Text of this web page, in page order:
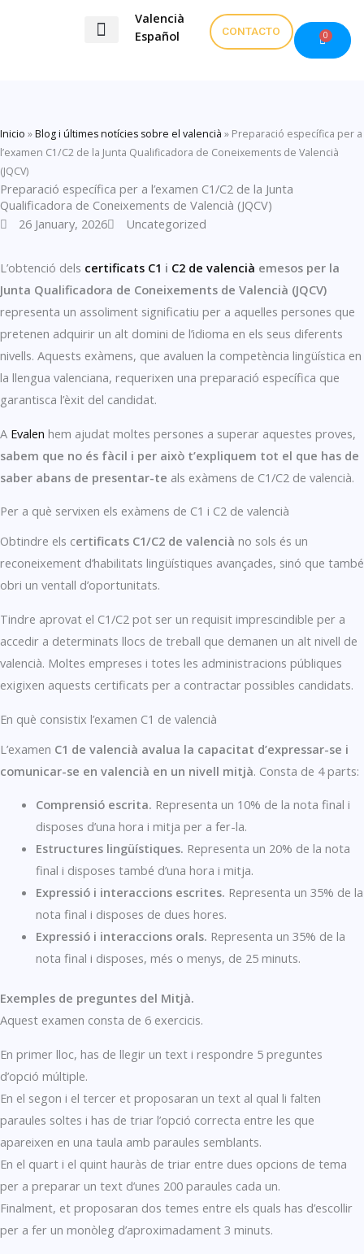
Valencià
Español
CONTACTO 0
Cart
Inicio »Blog i últimes notícies sobre el valencià » Preparació específica per a
l’examen C1/C2 de la Junta Qualificadora de Coneixements de Valencià
(JQCV)
Preparació específica per a l’examen C1/C2 de la Junta
Qualificadora de Coneixements de Valencià (JQCV)
26 January, 2026
Uncategorized
L’obtenció dels certificats C1 i C2 de valencià emesos per la
Junta Qualificadora de Coneixements de Valencià (JQCV)
representa un assoliment significatiu per a aquelles persones que
pretenen adquirir un alt domini de l’idioma en els seus diferents
nivells. Aquests exàmens, que avaluen la competència lingüística en
la llengua valenciana, requerixen una preparació específica que
garantisca l’èxit del candidat.
A Evalen hem ajudat moltes persones a superar aquestes proves,
sabem que no és fàcil i per això t’expliquem tot el que has de
saber abans de presentar-te als exàmens de C1/C2 de valencià.
Per a què servixen els exàmens de C1 i C2 de valencià
Obtindre els certificats C1/C2 de valencià no sols és un
reconeixement d’habilitats lingüístiques avançades, sinó que també
obri un ventall d’oportunitats.
Tindre aprovat el C1/C2 pot ser un requisit imprescindible per a
accedir a determinats llocs de treball que demanen un alt nivell de
valencià. Moltes empreses i totes les administracions públiques
exigixen aquests certificats per a contractar possibles candidats.
En què consistix l’examen C1 de valencià
L’examen C1 de valencià avalua la capacitat d’expressar-se i
comunicar-se en valencià en un nivell mitjà. Consta de 4 parts:
Comprensió escrita. Representa un 10% de la nota final i
disposes d’una hora i mitja per a fer-la.
Estructures lingüístiques. Representa un 20% de la nota
final i disposes també d’una hora i mitja.
Expressió i interaccions escrites. Representa un 35% de la
nota final i disposes de dues hores.
Expressió i interaccions orals. Representa un 35% de la
nota final i disposes, més o menys, de 25 minuts.
Exemples de preguntes del Mitjà.
Aquest examen consta de 6 exercicis.
En primer lloc, has de llegir un text i respondre 5 preguntes
d’opció múltiple.
En el segon i el tercer et proposaran un text al qual li falten
paraules soltes i has de triar l’opció correcta entre les que
apareixen en una taula amb paraules semblants.
En el quart i el quint hauràs de triar entre dues opcions de tema
per a preparar un text d’unes 200 paraules cada un.
Finalment, et proposaran dos temes entre els quals has d’escollir
per a fer un monòleg d’aproximadament 3 minuts.